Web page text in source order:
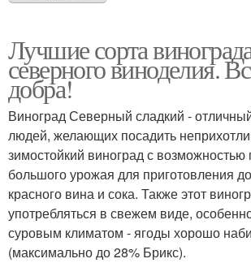
Лучшие сорта
северного виноделия.
добра!
Виноград Северный сладкий -
людей, желающих посадить
зимостойкий виноград с возможностью
большого урожая для приготовления
красного вина и сока. Также этот
употребляться в свежем виде,
суровым климатом - ягоды хорошо
(максимально до 28% Брикс).